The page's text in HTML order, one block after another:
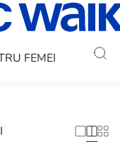
FEMEI